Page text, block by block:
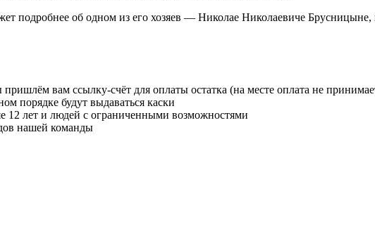
подробнее об одном из его хозяев — Николае Николаевиче
вам ссылку-счёт для оплаты остатка (на месте оплата не
порядке будут выдаваться каски
12 лет и людей с ограниченными возможностями
нашей команды